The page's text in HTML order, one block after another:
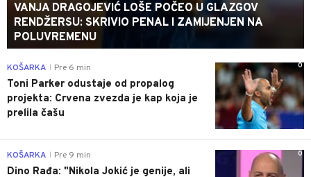
VANJA DRAGOJEVIĆ LOŠE POČEO U GLAZGOV
RENDŽERSU: SKRIVIO PENAL I ZAMIJENJEN NA
POLUVREMENU
0
KOŠARKA Pre 6 min
Toni Parker odustaje od propalog
projekta: Crvena zvezda je kap koja je
prelila čašu
0
KOŠARKA Pre 9 min
Dino Rađa: "Nikola Jokić je genije, ali